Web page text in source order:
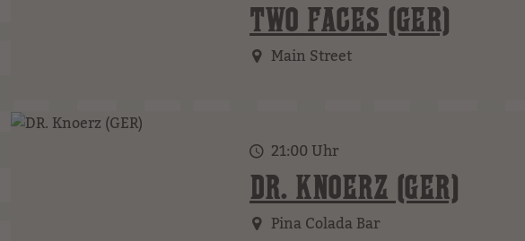
TWO FACES (GER)
Main Street
21:00 Uhr
DR. KNOERZ (GER)
Pina Colada Bar